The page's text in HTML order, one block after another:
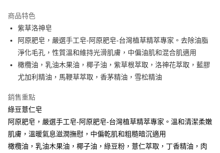
Apple Pay
街口支付
悠遊付
Google Pay
全盈+PAY
【關於「AFTEE先享後付」】
AFTEE先享後付是「在收到商品之後才付款」的支付方式。 讓您購物簡單
ATM付款
商品特色
紫草洛神皂
阿原肥皂，嚴選手工皂-阿原肥皂-台灣植草精萃專家。去除油脂
淨化毛孔，性質溫和維持光滑肌膚，中偏油肌和混合肌適用
橄欖油，乳油木果油，椰子油，紫草根萃取，洛神花萃取，藍膠
尤加利精油，馬鞭草萃取，香茅精油，雪松精油
銷售重點
綠豆薏仁皂
阿原肥皂，嚴選手工皂-阿原肥皂-台灣植草精萃專家。溫和清潔柔嫩
肌膚，溫暖氣息滋潤撫慰，中偏乾肌和粗糙暗沉適用
橄欖油，乳油木果油，椰子油，綠豆粉，薏仁萃取，丁香精油，肉